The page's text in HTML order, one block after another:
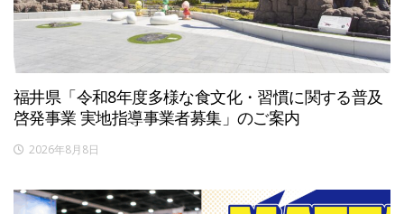
福井県「令和8年度多様な食文化・習慣に関する普及
啓発事業 実地指導事業者募集」のご案内
2026年8月8日